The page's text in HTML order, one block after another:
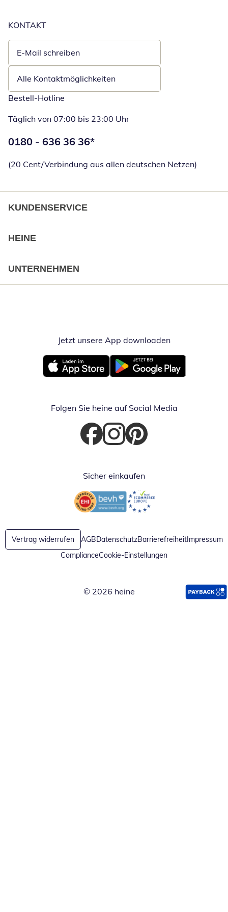
KONTAKT
E-Mail schreiben
Öffnet E-Mail-Client
Alle Kontaktmöglichkeiten
Bestell-Hotline
Täglich von 07:00 bis 23:00 Uhr
Telefonnummer:
0180 - 636 36 36*
(20 Cent/Verbindung aus allen deutschen Netzen)
KUNDENSERVICE
HEINE
UNTERNEHMEN
Jetzt unsere App downloadenÖffnet in
Öffnet in neuem FensterÖffnet in neuem Fenster
Folgen Sie heine auf Social Media
Öffnet in neuem Fenster
Öffnet in neuem Fenster
Öffnet in neuem Fenster
Sicher einkaufen
Öffnet in neuem FensterÖffnet in neuem Fenster
Vertrag widerrufen AGBDatenschutzBarrierefreiheitImpressum
ComplianceCookie-Einstellungen
© 2026 heine